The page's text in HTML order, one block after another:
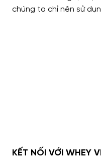
chúng ta chỉ nên sử
KẾT NỐI VỚI WHEY